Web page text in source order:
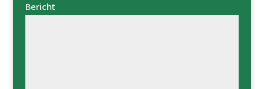
Bericht